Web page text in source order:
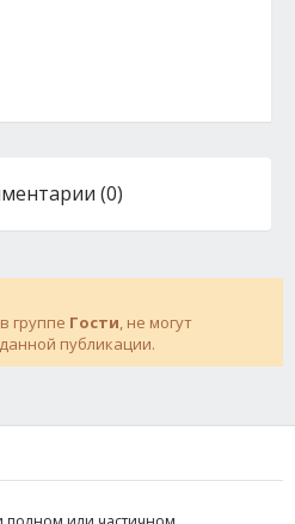
(0)
группе Гости, не могут
публикации.